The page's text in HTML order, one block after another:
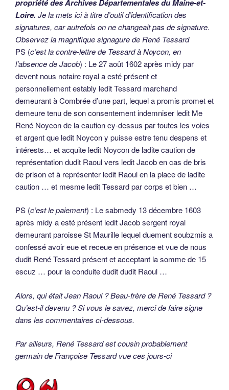
propriété des Archives Départementales du Maine-et-
Loire. Je la mets ici à titre d’outil d’identification des
signatures, car autrefois on ne changeait pas de signature.
Observez la magnifique signagure de René Tessard
PS (c’est la contre-lettre de Tessard à Noycon, en
l’absence de Jacob) : Le 27 août 1602 après midy par
devent nous notaire royal a esté présent et
personnellement estably ledit Tessard marchand
demeurant à Combrée d’une part, lequel a promis promet et
demeure tenu de son consentement indemniser ledit Me
René Noycon de la caution cy-dessus par toutes les voies
et argent que ledit Noycon y puisse estre tenu despens et
intérests… et acquite ledit Noycon de ladite caution de
représentation dudit Raoul vers ledit Jacob en cas de bris
de prison et à représenter ledit Raoul en la place de ladite
caution … et mesme ledit Tessard par corps et bien …
PS (c’est le paiement) : Le sabmedy 13 décembre 1603
après midy a esté présent ledit Jacob sergent royal
demeurant paroisse St Maurille lequel duement soubzmis a
confessé avoir eue et receue en présence et vue de nous
dudit René Tessard présent et acceptant la somme de 15
escuz … pour la conduite dudit dudit Raoul …
Alors, qui était Jean Raoul ? Beau-frère de René Tessard ?
Qu’est-il devenu ? Si vous le savez, merci de faire signe
dans les commentaires ci-dessous.
Par ailleurs, René Tessard est cousin probablement
germain de Françoise Tessard vue ces jours-ci